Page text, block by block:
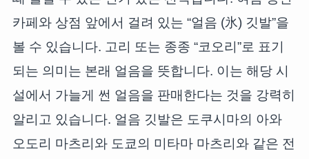
카페와 상점 앞에서 걸려 있는 “얼음 (氷) 깃발”을
볼 수 있습니다. 고리 또는 종종 “코오리”로 표기
되는 의미는 본래 얼음을 뜻합니다. 이는 해당 시
설에서 가늘게 썬 얼음을 판매한다는 것을 강력히
알리고 있습니다. 얼음 깃발은 도쿠시마의 아와
오도리 마츠리와 도쿄의 미타마 마츠리와 같은 전